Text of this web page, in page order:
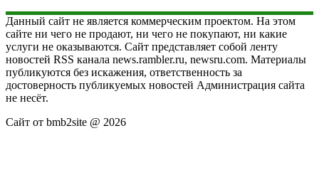
Данный сайт не является коммерческим проектом. На этом
сайте ни чего не продают, ни чего не покупают, ни какие
услуги не оказываются. Сайт представляет собой ленту
новостей RSS канала news.rambler.ru, newsru.com. Материалы
публикуются без искажения, ответственность за
достоверность публикуемых новостей Администрация сайта
не несёт.
Сайт от bmb2site @ 2026